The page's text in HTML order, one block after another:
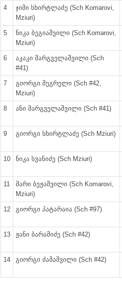
4
ჯიმი სხირტლაძე (Sch Komarovi,
Mziuri)
5
ნიკა ბეგიაშვილი (Sch Komarovi,
Mziuri)
6
აკაკი მარგველაშვილი (Sch
#41)
7
გიორგი მეგრელი (Sch #42,
Mziuri)
8 ანი მარგველაშვილი (Sch #41)
9 გიორგი სხირტლაძე (Sch Mziuri)
10 ნიკა სვანიძე (Sch Mziuri)
11
მარი ბეჟაშვილი (Sch Komarovi,
Mziuri)
12 გიორგი პატარაია (Sch #97)
13 ჟანი ბარამიძე (Sch #42)
14 გიორგი ძამაშვილი (Sch #42)